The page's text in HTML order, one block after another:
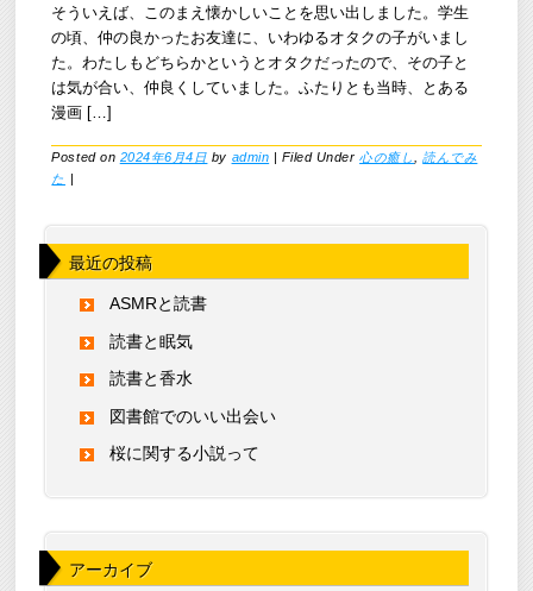
そういえば、このまえ懐かしいことを思い出しました。学生
の頃、仲の良かったお友達に、いわゆるオタクの子がいまし
た。わたしもどちらかというとオタクだったので、その子と
は気が合い、仲良くしていました。ふたりとも当時、とある
漫画 […]
Posted on 2024年6月4日 by admin | Filed Under心の癒し ,読んでみ
た |
最近の投稿
ASMRと読書
読書と眠気
読書と香水
図書館でのいい出会い
桜に関する小説って
アーカイブ